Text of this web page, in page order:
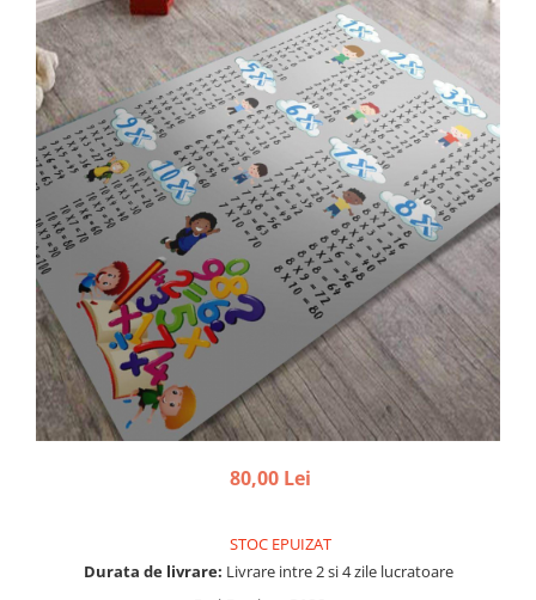
80,00 Lei
STOC EPUIZAT
Durata de livrare: Livrare intre 2 si 4 zile lucratoare